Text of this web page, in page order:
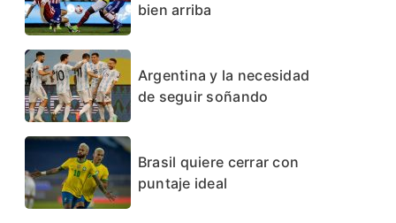
bien arriba
Argentina y la necesidad
de seguir soñando
Brasil quiere cerrar con
puntaje ideal